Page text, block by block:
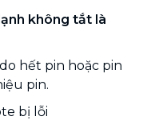
không tắt là
hết pin hoặc pin
pin.
bị lỗi